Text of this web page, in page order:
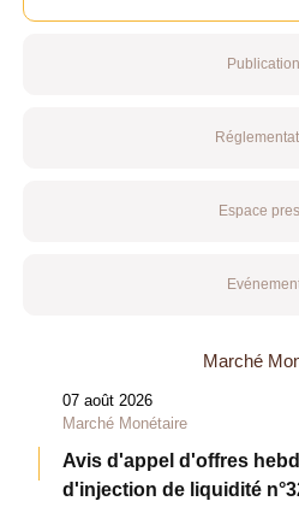
Espace
Marché
07 août 2026
Marché Monétaire
Avis d'appel d'offres
d'injection de liquidité